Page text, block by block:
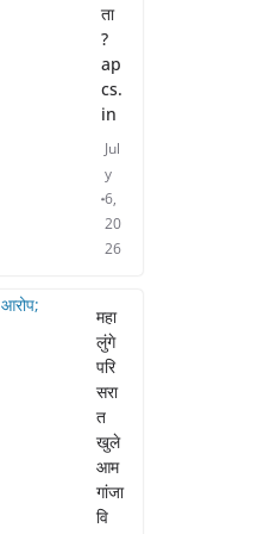
ता
?
ap
cs.
in
Jul
y
6,
20
26
महा
लुंगे
परि
सरा
त
खुले
आम
गांजा
वि